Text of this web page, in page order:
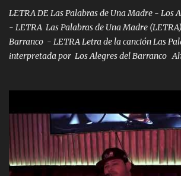
los HERMANOS un cerebro inteligente y com...
LETRA DE Las Palabras de Una Madre - Los
- LETRA Las Palabras de Una Madre
Barranco - LETRA Letra de la canción Las
interpretada por Los Alegres del Barranco
quiso, él tiempo sigue pasando y nunca te
seguiré esperando hasta volvernos a vernos
tengo de mi mente no se va, en mi corazón
tu papá, a veces me pongo triste porque no
que tu me escuchas porque tu eres mi gran